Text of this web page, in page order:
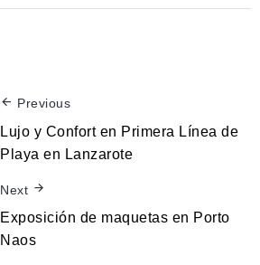
Previous
Lujo y Confort en Primera Línea de
Playa en Lanzarote
Next
Exposición de maquetas en Porto
Naos